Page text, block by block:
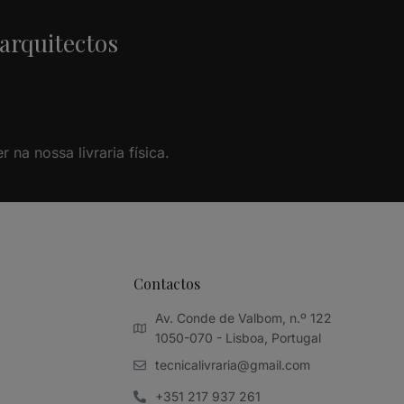
na nossa livraria física.
Contactos
Av. Conde de Valbom, n.º 122
1050-070 - Lisboa, Portugal
tecnicalivraria@gmail.com
+351 217 937 261